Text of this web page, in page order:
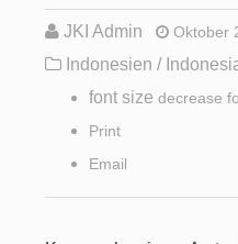
JKI Admin Oktober
Indonesien /
font size decrease
Print
Email